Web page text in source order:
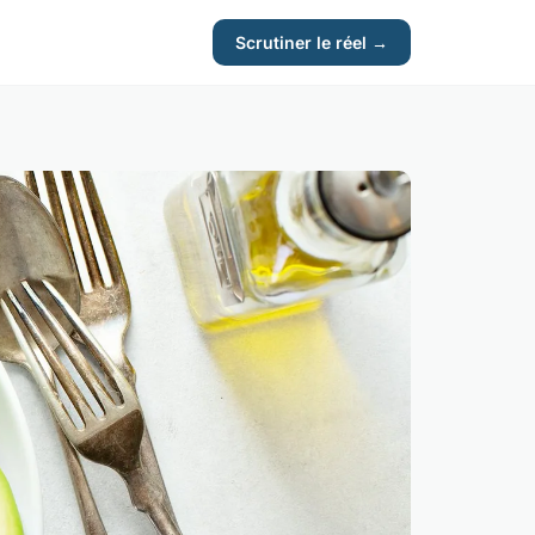
Scrutiner le réel →